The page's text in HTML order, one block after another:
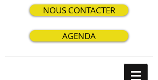
NOUS CONTACTER
AGENDA